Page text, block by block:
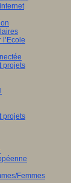
l’Ecole
projets
projets
Femmes